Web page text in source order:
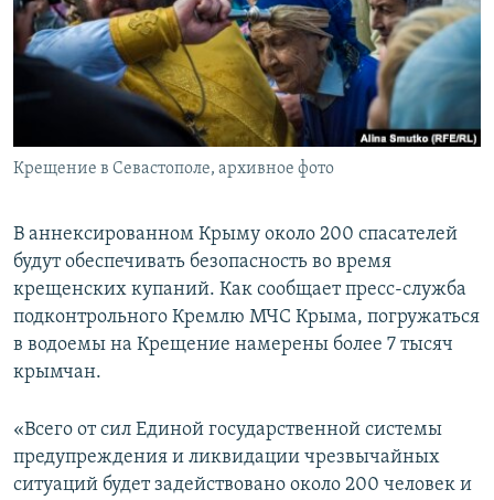
ПОБЕДИТЕЛЕЙ НЕ СУДЯТ?
КРЫМ.НЕПОКОРЕННЫЙ
ELIFBE
УКРАИНСКАЯ ПРОБЛЕМА КРЫМА
ПРИСОЕДИНЯЙТЕСЬ!
Все сайты RFE/RL
Крещение в Севастополе, архивное фото
В аннексированном Крыму около 200 спасателей
будут обеспечивать безопасность во время
крещенских купаний. Как сообщает пресс-служба
подконтрольного Кремлю МЧС Крыма, погружаться
в водоемы на Крещение намерены более 7 тысяч
крымчан.
«Всего от сил Единой государственной системы
предупреждения и ликвидации чрезвычайных
ситуаций будет задействовано около 200 человек и